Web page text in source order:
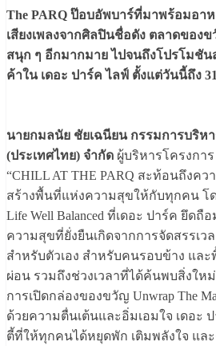
The PARQ ป๊อบอัพบาร์ที่มาพร้อมอา
เสียงเพลงจากศิลปินชื่อดัง ตลาดของ
สนุก ๆ อีกมากมาย ไปจนถึงโปรโมชัน
ค้าใน เดอะ ปาร์ค ไลฟ์ ตั้งแต่วันนี้ถึง
นายกมลนัย ชัยเฉนียน กรรมการบริห
(ประเทศไทย) จำกัด ผู้บริหารโครงกา
“CHILL AT THE PARQ สะท้อนถึงคว
สร้างพื้นที่แห่งความสุขให้กับทุกคน โ
Life Well Balanced ที่เดอะ ปาร์ค ยึดถื
ความสุขที่ยั่งยืนเกิดจากการจัดสรรเว
สำหรับตัวเอง สำหรับคนรอบข้าง แล
ผ่อน รวมถึงช่วงเวลาที่ได้ค้นพบสิ่งให
การเปิดกล่องของขวัญ Unwrap The
ด้วยความตื่นเต้นและอิ่มเอมใจ เดอะ
ตี้ที่ให้ทุกคนได้หยุดพัก เติมพลังใจ แล